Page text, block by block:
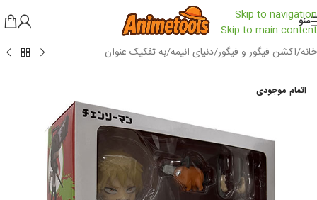
Skip to navigation
Skip to main content
منو
خانه/اکشن فیگور و فیگور/دنیای انیمه/به تفکیک عنوان
اتمام موجودی